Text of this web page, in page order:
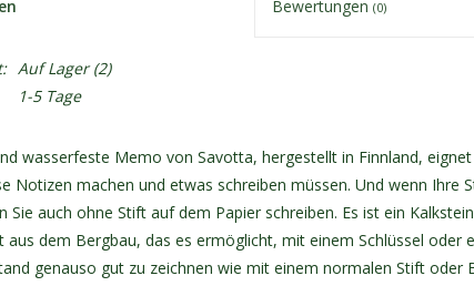
Bewertungen(0)
Auf Lager(2)
1-5 Tage
wasserfeste Memo von Savotta, hergestellt in Finnland,
Notizen machen und etwas schreiben müssen. Und wenn Ihre
Sie auch ohne Stift auf dem Papier schreiben. Es ist ein
aus dem Bergbau, das es ermöglicht, mit einem Schlüssel oder
genauso gut zu zeichnen wie mit einem normalen Stift oder